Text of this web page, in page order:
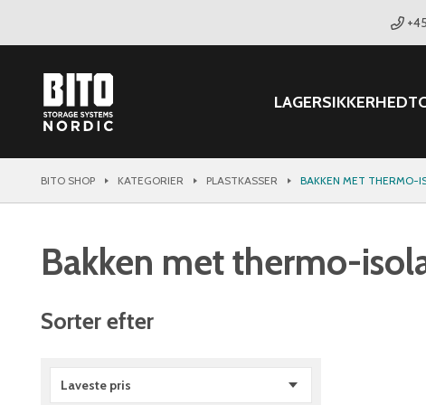
LAGERSIKKERHED
BITO SHOP KATEGORIER PLASTKASSER BAKKEN MET THERMO-
Bakken met thermo-
Sorter efter
Laveste pris